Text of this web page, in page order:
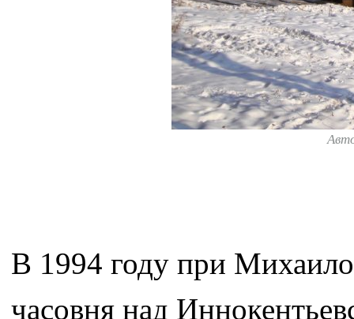
В 1994 году при
часовня над